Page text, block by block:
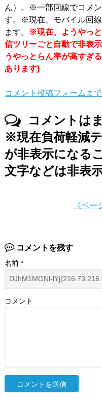
ん）。※一部回線でコメ
す。※現在、モバイル回
ます。
※現在、ようやっ
信ツリーごと自動で非表
うやっとらん率が高すぎ
あります)
コメント投稿フォームま
コメントはま
※現在負荷軽減
が非表示になる
文字などは非表
《ペー
コメントを残す
名前 *
コメント